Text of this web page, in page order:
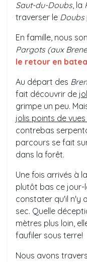
Saut-du-Doubs, la
traverser le Doubs
En famille, nous
Pargots (aux
le retour en
Au départ des
fait découvrir de
grimpe un peu.
jolis points de vues
contrebas
parcours se fait
dans la forêt.
Une fois arrivés à
plutôt bas ce jour-
constater qu'il n'y
sec. Quelle
mètres plus loin,
faufiler sous terre!
Nous avons